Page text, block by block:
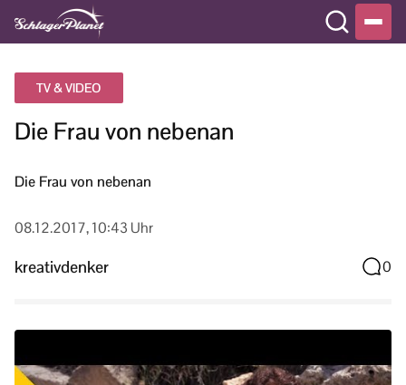
TV & VIDEO
Die Frau von nebenan
Die Frau von nebenan
08.12.2017, 10:43 Uhr
kreativdenker 0